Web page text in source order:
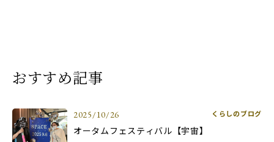
おすすめ記事
2025/10/26 くらしのブログ
オータムフェスティバル【宇宙】